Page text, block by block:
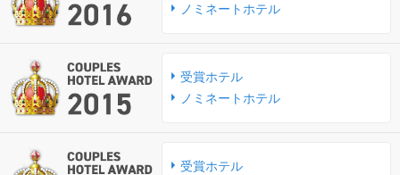
ノミネートホテル
受賞ホテル
ノミネートホテル
受賞ホテル